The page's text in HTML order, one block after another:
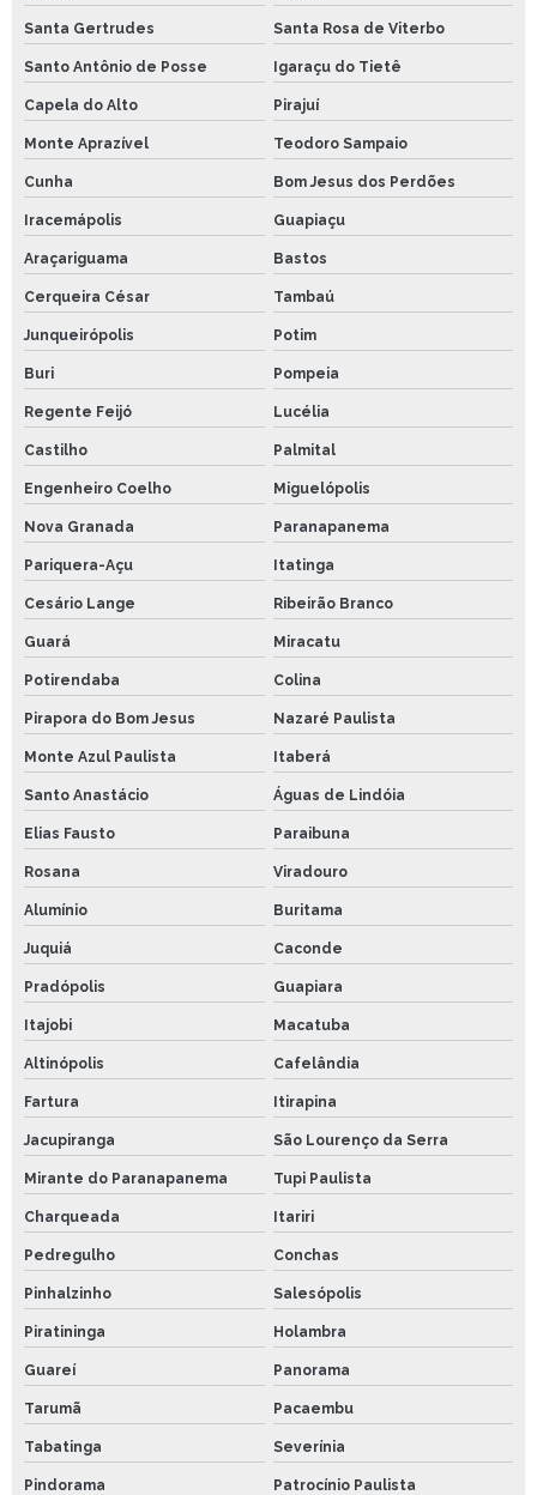
Santa Gertrudes Santa Rosa de Viterbo
Santo Antônio de Posse Igaraçu do Tietê
Capela do Alto Pirajuí
Monte Aprazível Teodoro Sampaio
Cunha Bom Jesus dos Perdões
Iracemápolis Guapiaçu
Araçariguama Bastos
Cerqueira César Tambaú
Junqueirópolis Potim
Buri Pompeia
Regente Feijó Lucélia
Castilho Palmital
Engenheiro Coelho Miguelópolis
Nova Granada Paranapanema
Pariquera-Açu Itatinga
Cesário Lange Ribeirão Branco
Guará Miracatu
Potirendaba Colina
Pirapora do Bom Jesus Nazaré Paulista
Monte Azul Paulista Itaberá
Santo Anastácio Águas de Lindóia
Elias Fausto Paraibuna
Rosana Viradouro
Alumínio Buritama
Juquiá Caconde
Pradópolis Guapiara
Itajobi Macatuba
Altinópolis Cafelândia
Fartura Itirapina
Jacupiranga São Lourenço da Serra
Mirante do Paranapanema Tupi Paulista
Charqueada Itariri
Pedregulho Conchas
Pinhalzinho Salesópolis
Piratininga Holambra
Guareí Panorama
Tarumã Pacaembu
Tabatinga Severínia
Pindorama Patrocínio Paulista